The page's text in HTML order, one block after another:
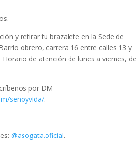
y retirar tu brazalete en la Sede de
obrero, carrera 16 entre calles 13 y
Horario de atención de lunes a viernes, de
por DM
senoyvida/.
@asogata.oficial.